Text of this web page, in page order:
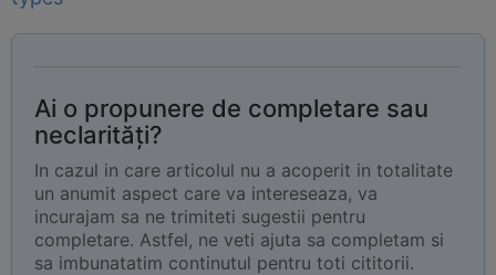
Ai o propunere de completare sau
neclarități?
In cazul in care articolul nu a acoperit in totalitate
un anumit aspect care va intereseaza, va
incurajam sa ne trimiteti sugestii pentru
completare. Astfel, ne veti ajuta sa completam si
sa imbunatatim continutul pentru toti cititorii.